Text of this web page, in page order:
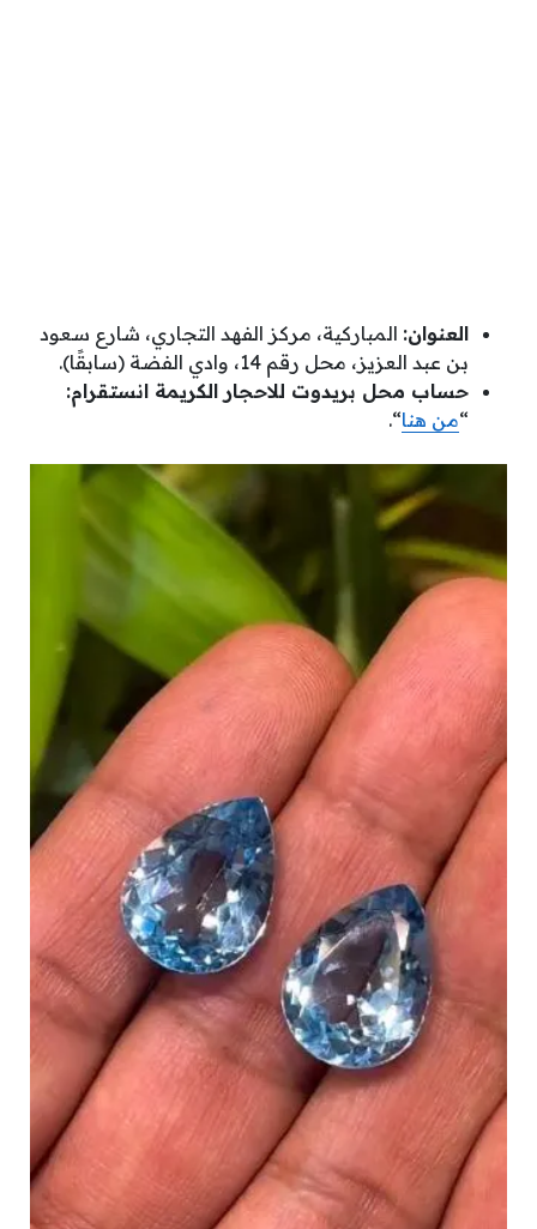
العنوان: المباركية، مركز الفهد التجاري، شارع سعود
بن عبد العزيز، محل رقم 14، وادي الفضة (سابقًا).
حساب محل بريدوت للاحجار الكريمة انستقرام:
“من هنا“.